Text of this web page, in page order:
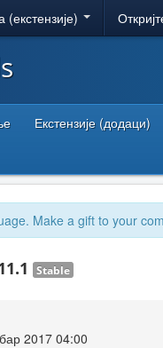
Екстензије (додаци)
Make a gift to your
Stable
2017 04:00